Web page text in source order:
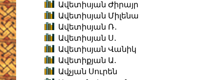
Ավետիսյան Ժիրայր
Ավետիսյան Միլենա
Ավետիսյան Ռ․
Ավետիսյան Ս․
Ավետիսյան Վանիկ
Ավետիքյան Ա․
Ավչյան Սուրեն